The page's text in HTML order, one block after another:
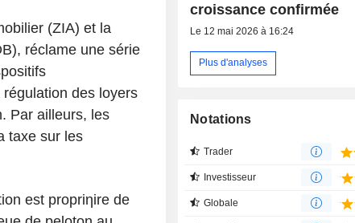
(ZIA) et la
réclame une série
des loyers
Par ailleurs, les
taxe sur les
est propriηire de
croissance confirmée
Le 12 mai 2026 à 16:24
Plus d'analyses
Notations
Trader
Investisseur
Globale